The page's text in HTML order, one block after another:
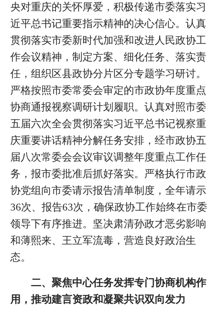
央对重庆的关怀厚爱，积极传递市委落实习
近平总书记重要指示精神的决心信心。认真
贯彻落实市委新时代加强和改进人民政协工
作会议精神，制定方案、细化任务、落实责
任，组织区县政协分片区分专题学习研讨。
严格按照市委常委会审定的市政协年度重点
协商通报视察调研计划履职。认真对照市委
五届六次全会贯彻落实习近平总书记视察重
庆重要讲话精神分解任务安排，经市政协五
届八次常委会会议审议调整年度重点工作任
务，报市委批准后抓好落实。严格执行市政
协党组向市委请示报告清单制度，全年请示
36次、报告63次，确保政协工作始终在市委
领导下有序推进。坚决肃清孙政才恶劣影响
和薄熙来、王立军流毒，营造良好政治生
态。
二、聚焦中心任务发挥专门协商机构作
用，推动建言资政和凝聚共识双向发力